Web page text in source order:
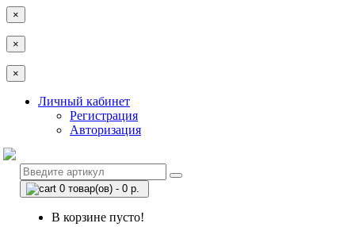
×
×
×
Личный кабинет
Регистрация
Авторизация
0 товар(ов) - 0 р.
В корзине пусто!